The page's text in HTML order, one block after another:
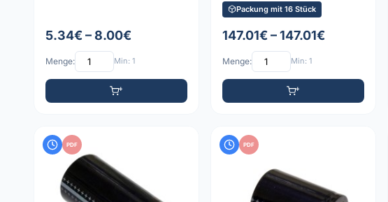
5.34€ – 8.00€
Menge: Min: 1
Packung mit 16 Stück
147.01€ – 147.01€
Menge: Min: 1
PDF PDF